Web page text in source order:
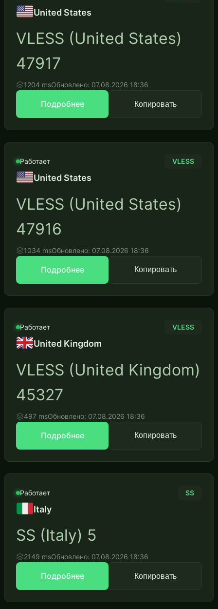
United States
VLESS (United States)
47917
1204 msОбновлено: 07.08.2026 18:36
Подробнее Копировать
Работает VLESS
United States
VLESS (United States)
47916
1034 msОбновлено: 07.08.2026 18:36
Подробнее Копировать
Работает VLESS
United Kingdom
VLESS (United Kingdom)
45327
497 msОбновлено: 07.08.2026 18:36
Подробнее Копировать
Работает SS
Italy
SS (Italy) 5
2149 msОбновлено: 07.08.2026 18:36
Подробнее Копировать